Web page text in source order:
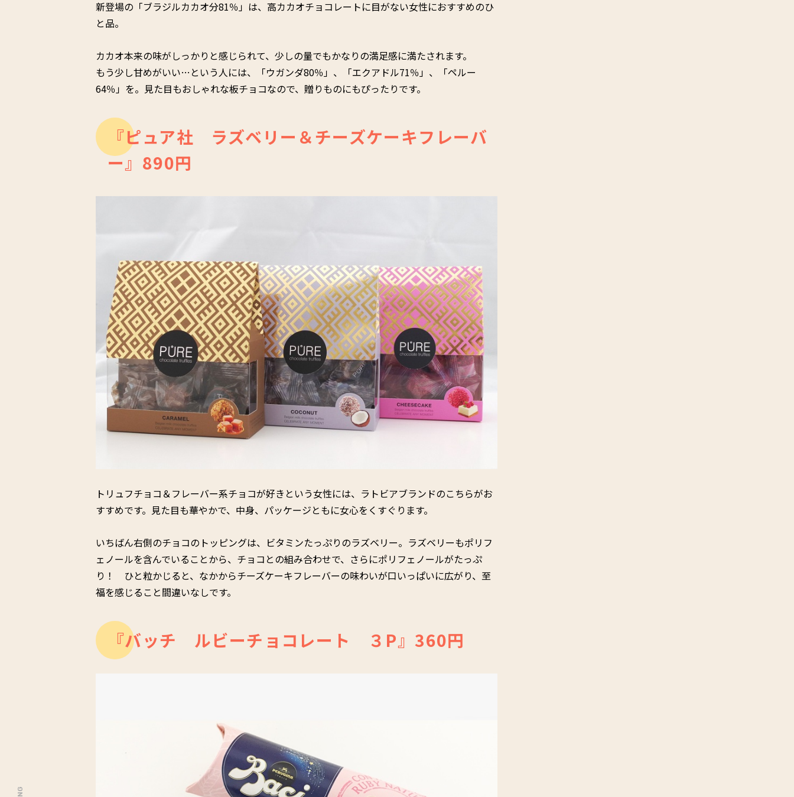
新登場の「ブラジルカカオ分81％」は、高カカオチョコレートに目がない女性におすすめのひ
と品。
カカオ本来の味がしっかりと感じられて、少しの量でもかなりの満足感に満たされます。
もう少し甘めがいい…という人には、「ウガンダ80％」、「エクアドル71％」、「ペルー
64％」を。見た目もおしゃれな板チョコなので、贈りものにもぴったりです。
『ピュア社 ラズベリー＆チーズケーキフレーバ
ー』890円
トリュフチョコ＆フレーバー系チョコが好きという女性には、ラトビアブランドのこちらがお
すすめです。見た目も華やかで、中身、パッケージともに女心をくすぐります。
いちばん右側のチョコのトッピングは、ビタミンたっぷりのラズベリー。ラズベリーもポリフ
ェノールを含んでいることから、チョコとの組み合わせで、さらにポリフェノールがたっぷ
り！ ひと粒かじると、なかからチーズケーキフレーバーの味わいが口いっぱいに広がり、至
福を感じること間違いなしです。
『バッチ ルビーチョコレート ３P』360円